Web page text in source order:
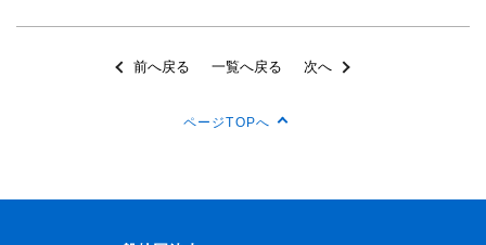
前へ戻る 一覧へ戻る 次へ
ページTOPへ